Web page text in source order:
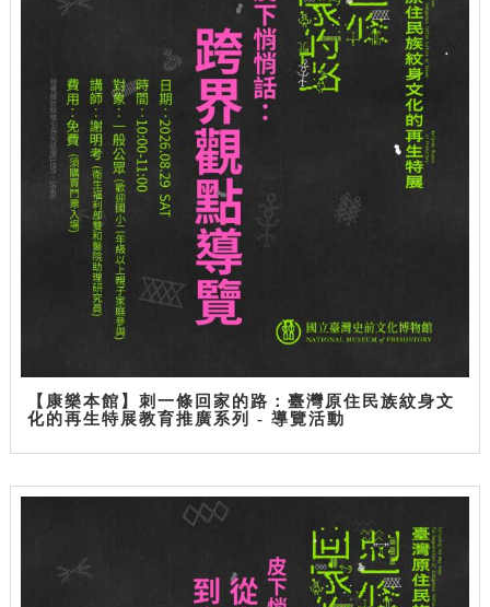
【康樂本館】刺一條回家的路：臺灣原住民族紋身文
化的再生特展教育推廣系列 - 導覽活動